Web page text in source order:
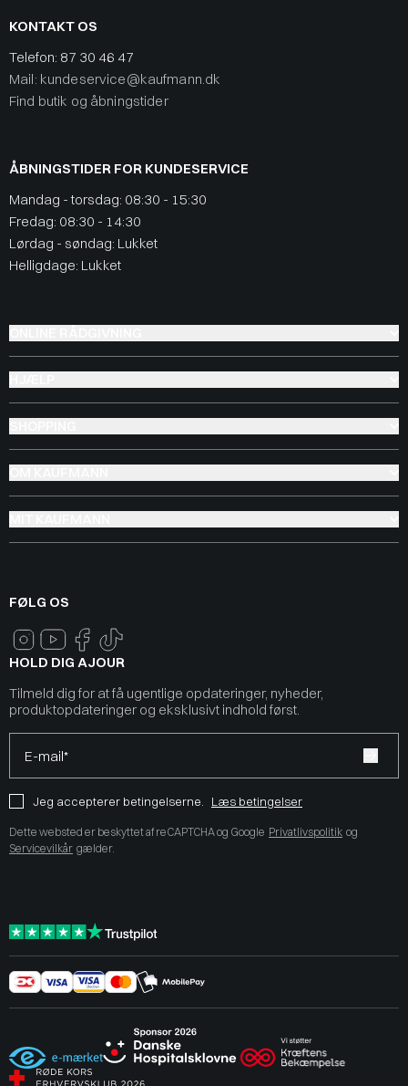
KONTAKT OS
Telefon: 87 30 46 47
Mail: kundeservice@kaufmann.dk
Find butik og åbningstider
ÅBNINGSTIDER FOR KUNDESERVICE
Mandag - torsdag: 08:30 - 15:30
Fredag: 08:30 - 14:30
Lørdag - søndag: Lukket
Helligdage: Lukket
FØLG OS
HOLD DIG AJOUR
Tilmeld dig for at få ugentlige opdateringer, nyheder,
produktopdateringer og eksklusivt indhold først.
E-mail*
Jeg accepterer betingelserne. Læs betingelser
Dette websted er beskyttet af reCAPTCHA og Google Privatlivspolitik og
Servicevilkår gælder.